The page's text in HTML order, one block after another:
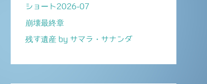
ショート2026-07
崩壊最終章
残す遺産 by サマラ・サナンダ